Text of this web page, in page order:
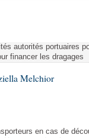
autorités portuaires
financer les dragages
Melchior
en cas de